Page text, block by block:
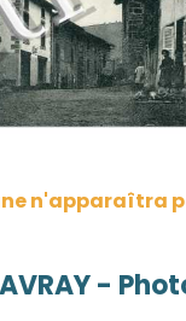
n'apparaîtra
-